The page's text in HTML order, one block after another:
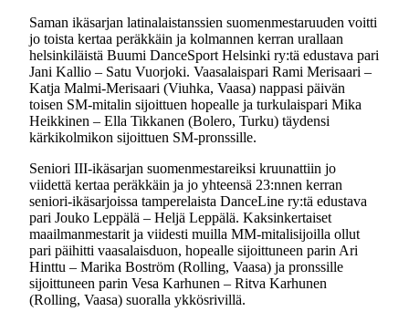
Saman ikäsarjan latinalaistanssien suomenmestaruuden voitti
jo toista kertaa peräkkäin ja kolmannen kerran urallaan
helsinkiläistä Buumi DanceSport Helsinki ry:tä edustava pari
Jani Kallio – Satu Vuorjoki. Vaasalaispari Rami Merisaari –
Katja Malmi-Merisaari (Viuhka, Vaasa) nappasi päivän
toisen SM-mitalin sijoittuen hopealle ja turkulaispari Mika
Heikkinen – Ella Tikkanen (Bolero, Turku) täydensi
kärkikolmikon sijoittuen SM-pronssille.
Seniori III-ikäsarjan suomenmestareiksi kruunattiin jo
viidettä kertaa peräkkäin ja jo yhteensä 23:nnen kerran
seniori-ikäsarjoissa tamperelaista DanceLine ry:tä edustava
pari Jouko Leppälä – Heljä Leppälä. Kaksinkertaiset
maailmanmestarit ja viidesti muilla MM-mitalisijoilla ollut
pari päihitti vaasalaisduon, hopealle sijoittuneen parin Ari
Hinttu – Marika Boström (Rolling, Vaasa) ja pronssille
sijoittuneen parin Vesa Karhunen – Ritva Karhunen
(Rolling, Vaasa) suoralla ykkösrivillä.